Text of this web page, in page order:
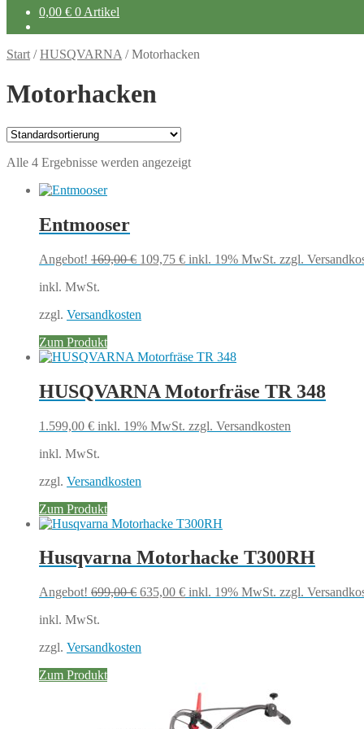
0,00 € 0 Artikel
Start /HUSQVARNA /Motorhacken
Motorhacken
Alle 4 Ergebnisse werden angezeigt
Entmooser
Angebot! 169,00€ Ursprünglicher
109,75 €Aktueller
inkl. 19% MwSt. zzgl.
inkl. MwSt.
zzgl. Versandkosten
Zum Produkt
HUSQVARNA Motorfräse TR 348
1.599,00 € inkl. 19% MwSt. zzgl. Versandkosten
inkl. MwSt.
zzgl. Versandkosten
Zum Produkt
Husqvarna Motorhacke T300RH
Angebot! 699,00€ Ursprünglicher
635,00 €Aktueller
inkl. 19% MwSt. zzgl.
inkl. MwSt.
zzgl. Versandkosten
Zum Produkt